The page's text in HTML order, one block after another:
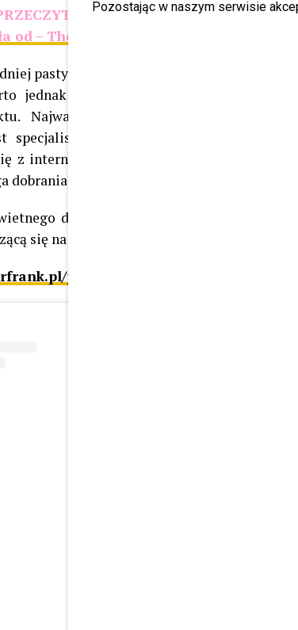
Pozostając w naszym serwisie
–Szczery Kwiatkowski o
od – The Voice Kids&?
pasty to istotna kwestia przy
jednak wierzyć we wszystkie informacje,
Najważniejsza jest bowiem opinia
specjalistą w swojej dziedzinie i tak, jak
z internistą, które leki powinniśmy
dobrania właściwych środków, zalecanych
doradcy odwiedź
się na ul. Bluszczańskiej 67 w Warszawie.
pl/